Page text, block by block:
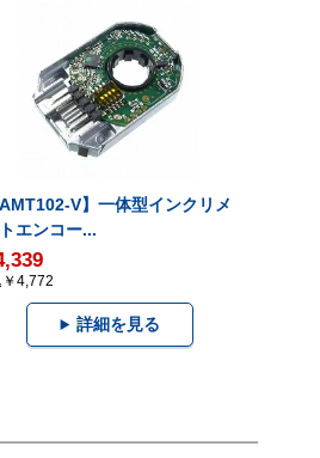
AMT102-V】一体型インクリメ
エンコー...
4,772
詳細を見る